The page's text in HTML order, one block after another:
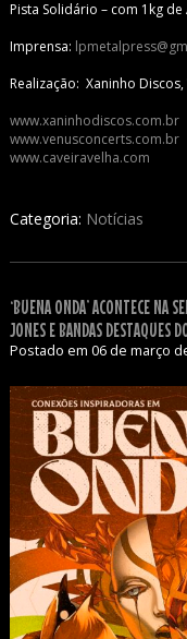
Pista Solidário – com 1kg de
Imprensa:
Realização: Xaninho
www.xaninhodiscos.com.br
www.venusconcerts.com.br
www.caveiravelha.com
Categoria: Notícias
‘BUENA ONDA’ ACONTECE NA
JONES E BANDAS DESTAQUES
Postado em 06 de março